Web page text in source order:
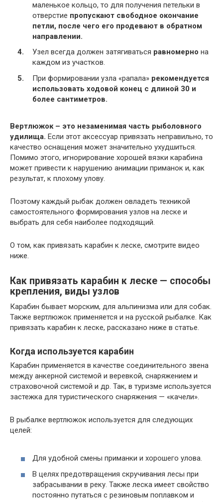
маленькое кольцо, то для получения петельки в
отверстие пропускают свободное окончание
петли, после чего его продевают в обратном
направлении.
Узел всегда должен затягиваться равномерно на
каждом из участков.
При формировании узла «рапала» рекомендуется
использовать ходовой конец с длиной 30 и
более сантиметров.
Вертлюжок – это незаменимая часть рыболовного
удилища. Если этот аксессуар привязать неправильно, то
качество оснащения может значительно ухудшиться.
Помимо этого, игнорирование хорошей вязки карабина
может привести к нарушению анимации приманок и, как
результат, к плохому улову.
Поэтому каждый рыбак должен овладеть техникой
самостоятельного формирования узлов на леске и
выбрать для себя наиболее подходящий.
О том, как привязать карабин к леске, смотрите видео
ниже.
Как привязать карабин к леске — способы
крепления, виды узлов
Карабин бывает морским, для альпинизма или для собак.
Также вертлюжок применяется и на русской рыбалке. Как
привязать карабин к леске, рассказано ниже в статье.
Когда используется карабин
Карабин применяется в качестве соединительного звена
между анкерной системой и веревкой, снаряжением и
страховочной системой и др. Так, в туризме используется
застежка для туристического снаряжения — «качели».
В рыбалке вертлюжок используется для следующих
целей:
Для удобной смены приманки и хорошего улова.
В целях предотвращения скручивания лесы при
забрасывании в реку. Также леска имеет свойство
постоянно путаться с резиновым поплавком и